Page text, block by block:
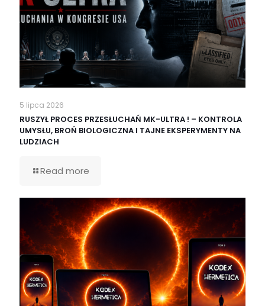
5 lipca 2026
RUSZYŁ PROCES PRZESŁUCHAŃ MK-ULTRA ! – KONTROLA
UMYSŁU, BROŃ BIOLOGICZNA I TAJNE EKSPERYMENTY NA
LUDZIACH
Read more